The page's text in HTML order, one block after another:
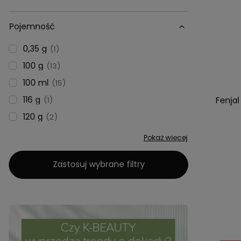
Pojemność
0,35 g
1
100 g 13
100 ml 15
116 g 1
120 g 2
Pokaż więcej
Zastosuj wybrane filtry